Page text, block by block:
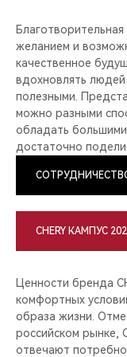
желанием и
качественное
вдохновлять
полезными.
можно разными
обладать
достаточно
CHERY КАМПУС
Ценности бренда
комфортных
образа жизни.
российском рынке,
отвечают